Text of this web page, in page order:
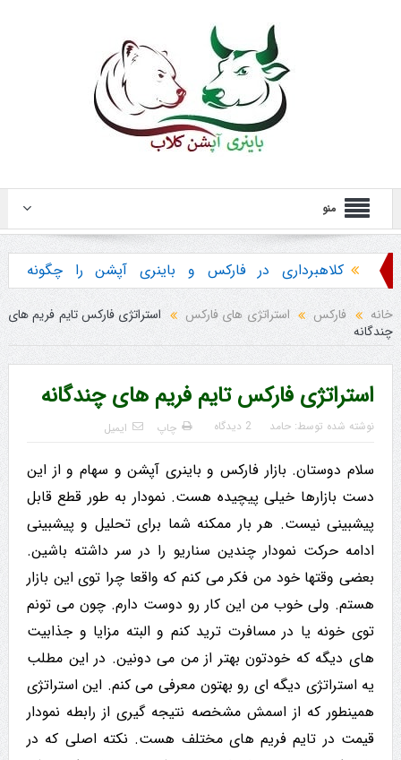
منو
کلاهبرداری در فارکس و باینری آپشن را چگونه
تشخیص دهیم ؟
هشدار در مورد خرید استراتژی ها و پکیج آموزش
باینری آپشن
خانه فارکس استراتژی های فارکس
استراتژی فارکس تایم فریم های
چندگانه
استراتژی فارکس تایم فریم های چندگانه
نوشته شده توسط: حامد 2 دیدگاه چاپ ایمیل
سلام دوستان. بازار فارکس و باینری آپشن و سهام و از این
دست بازارها خیلی پیچیده هست. نمودار به طور قطع قابل
پیشبینی نیست. هر بار ممکنه شما برای تحلیل و پیشبینی
ادامه حرکت نمودار چندین سناریو را در سر داشته باشین.
بعضی وقتها خود من فکر می کنم که واقعا چرا توی این بازار
هستم. ولی خوب من این کار رو دوست دارم. چون می تونم
توی خونه یا در مسافرت ترید کنم و البته مزایا و جذابیت
های دیگه که خودتون بهتر از من می دونین. در این مطلب
یه استراتژی دیگه ای رو بهتون معرفی می کنم. این استراتژی
همینطور که از اسمش مشخصه نتیجه گیری از رابطه نمودار
قیمت در تایم فریم های مختلف هست. نکته اصلی که در